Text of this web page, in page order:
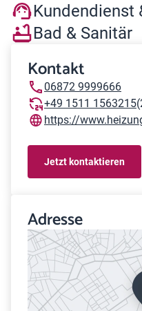
Kundendienst
Bad & Sanitär
Kontakt
06872 9999666
+49 1511 1563215
https://
Jetzt kontaktieren
Adresse